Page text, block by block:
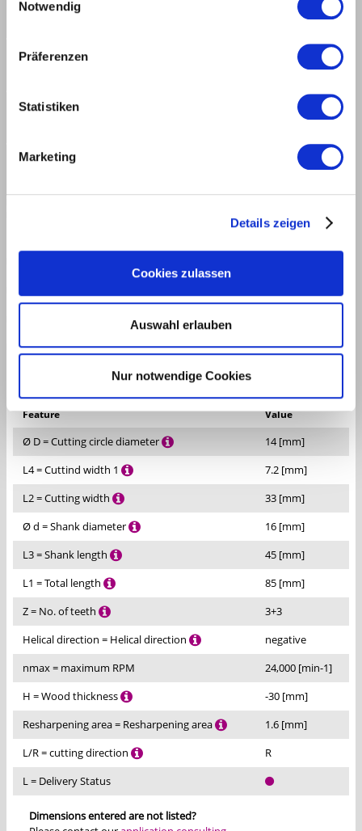
Notwendig
Präferenzen
Statistiken
Marketing
Details zeigen
Cookies zulassen
Auswahl erlauben
Nur notwendige Cookies
Polycrystalline diamond [DP]
MEC
DOWNLOADS
Feature Value
Ø D = Cutting circle diameter
14 [mm]
L4 = Cuttind width 1
7.2 [mm]
L2 = Cutting width
33 [mm]
Ø d = Shank diameter
16 [mm]
L3 = Shank length
45 [mm]
L1 = Total length
85 [mm]
Z = No. of teeth
3+3
Helical direction = Helical direction
negative
nmax = maximum RPM
24,000 [min-1]
H = Wood thickness
-30 [mm]
Resharpening area = Resharpening area
1.6 [mm]
L/R = cutting direction
R
L = Delivery Status
Dimensions entered are not listed?